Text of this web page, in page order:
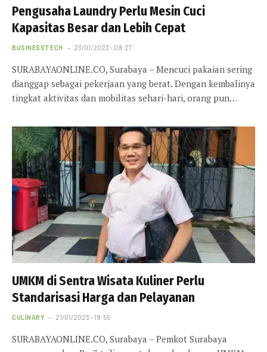
Pengusaha Laundry Perlu Mesin Cuci
Kapasitas Besar dan Lebih Cepat
BUSINESSTECH 23/01/2023 - 09:27
SURABAYAONLINE.CO, Surabaya – Mencuci pakaian sering
dianggap sebagai pekerjaan yang berat. Dengan kembalinya
tingkat aktivitas dan mobilitas sehari-hari, orang pun…
UMKM di Sentra Wisata Kuliner Perlu
Standarisasi Harga dan Pelayanan
CULINARY 21/01/2023 - 19:55
SURABAYAONLINE.CO, Surabaya – Pemkot Surabaya